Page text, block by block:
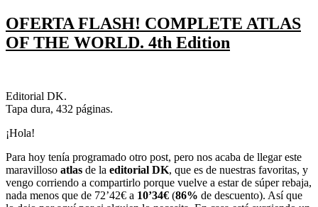
libros
informativos
OFERTA FLASH! COMPLETE ATLAS
OF THE WORLD. 4th Edition
Editorial DK.
Tapa dura, 432 páginas.
¡Hola!
Para hoy tenía programado otro post, pero nos acaba de llegar este
maravilloso atlas de la editorial DK, que es de nuestras favoritas, y
vengo corriendo a compartirlo porque vuelve a estar de súper rebaja,
nada menos que de 72’42€ a 10’34€ (86% de descuento). Así que